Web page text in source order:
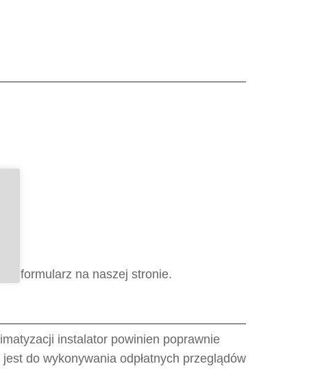
formularz na naszej stronie.
instalator powinien poprawnie
do wykonywania odpłatnych przeglądów